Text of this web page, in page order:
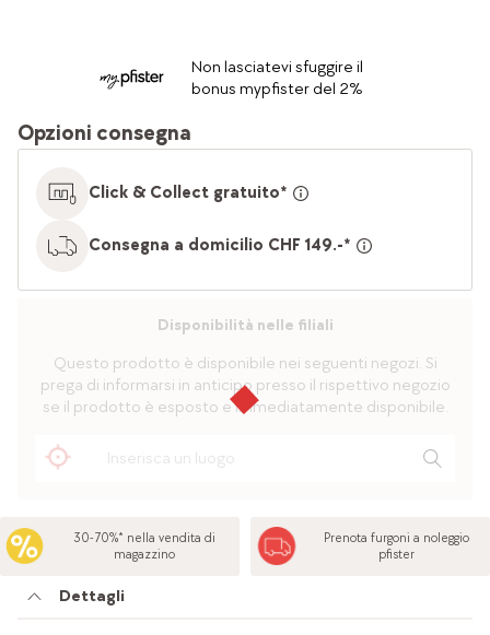
Non lasciatevi sfuggire il
bonus mypfister del 2%
Opzioni consegna
Click & Collect gratuito*
Consegna a domicilio CHF 149.-*
Disponibilità nelle filiali
Questo prodotto è disponibile nei seguenti negozi. Si
prega di informarsi in anticipo presso il rispettivo negozio
se il prodotto è esposto e immediatamente disponibile.
30-70%* nella vendita di
magazzino
Prenota furgoni a noleggio
pfister
Dettagli